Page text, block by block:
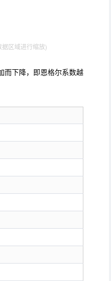
区域进行缩放)
而下降，即恩格尔系数越